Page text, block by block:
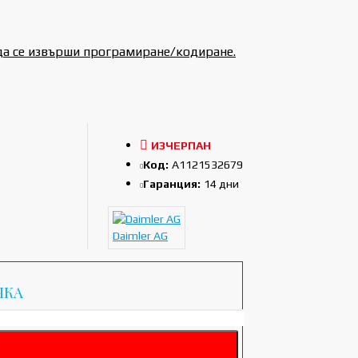
се извърши програмиране/кодиране.
ИЗЧЕРПАН
Код: A1121532679
Гаранция: 14 дни
Daimler AG